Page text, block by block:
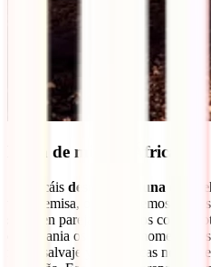
Luna de miel en África
Si buscáis destinos de luna de miel
una premisa, os proponemos que
safari en pareja a destinos como
o Tanzania os asegura momentos
fauna salvaje y románticas noches